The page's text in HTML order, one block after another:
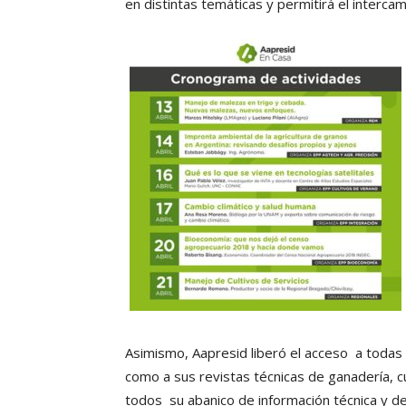
en distintas temáticas y permitirá el
Asimismo, Aapresid liberó el acceso a todas
como a sus revistas técnicas de ganadería,
todos su abanico de información técnica y